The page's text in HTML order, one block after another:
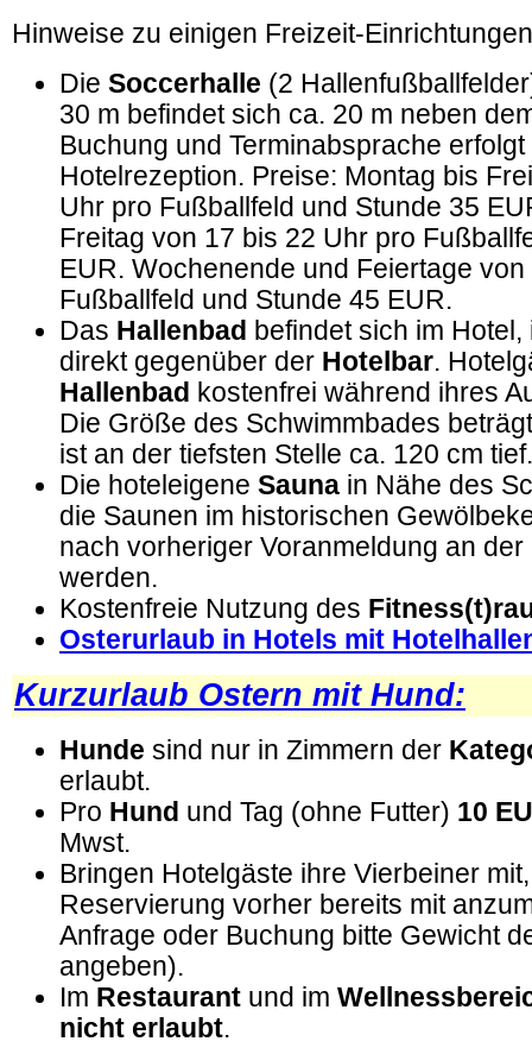
Hinweise zu einigen Freizeit-
Die Soccerhalle (2
30 m befindet sich ca. 20 m neben
Buchung und Terminabsprache
Hotelrezeption. Preise: Montag bis
Uhr pro Fußballfeld und Stunde 35
Freitag von 17 bis 22 Uhr pro
EUR. Wochenende und Feiertage
Fußballfeld und Stunde 45 EUR.
Das Hallenbad befindet sich im
direkt gegenüber der Hotelbar.
Hallenbad kostenfrei während ihres
Die Größe des Schwimmbades
ist an der tiefsten Stelle ca. 120 cm tief.
Die hoteleigene Sauna in Nähe des
die Saunen im historischen
nach vorheriger Voranmeldung an
werden.
Kostenfreie Nutzung des
Osterurlaub in Hotels mit
Kurzurlaub Ostern mit Hund:
Hunde sind nur in Zimmern der
erlaubt.
Pro Hund und Tag (ohne Futter) 10
Mwst.
Bringen Hotelgäste ihre Vierbeiner
Reservierung vorher bereits mit
Anfrage oder Buchung bitte Gewicht
angeben).
Im Restaurant und im
nicht erlaubt.